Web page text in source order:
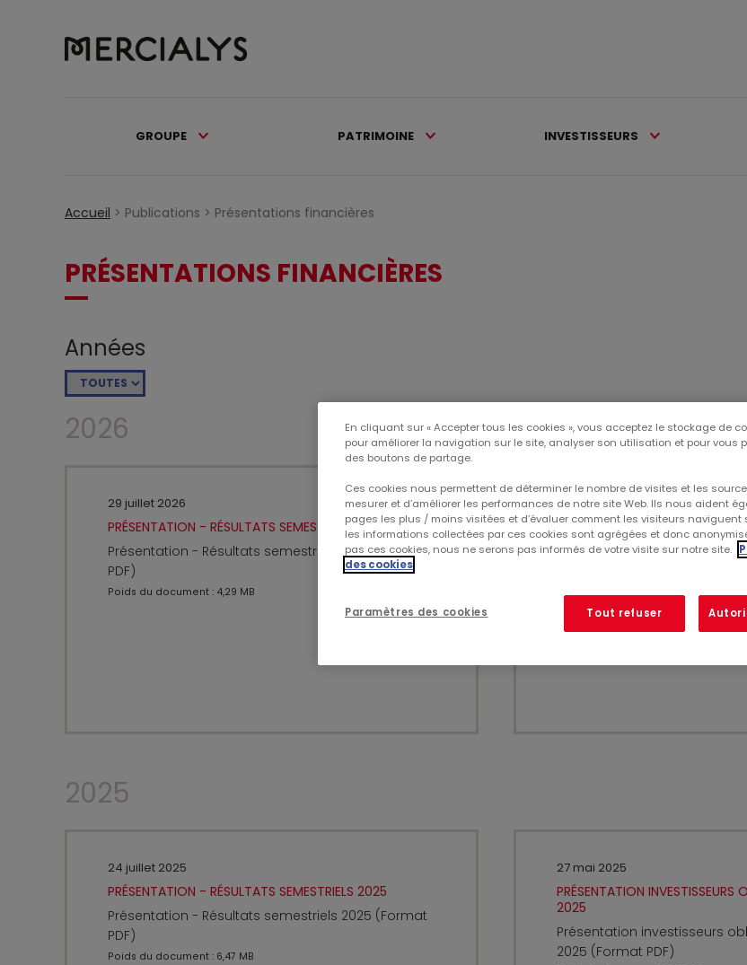
GROUPE PATRIMOINE INVESTISSEURS
Accueil > Publications > Présentations financières
PRÉSENTATIONS FINANCIÈRES
Années
2026
29 juillet 2026
PRÉSENTATION - RÉSULTATS SEMESTRIELS 2026
Présentation - Résultats semestriels 2026 (Format
PDF)
Poids du document : 4,29 MB
17 février 2026
PRÉSENTATION - RÉSULTATS
Présentation - Résultats
2025
24 juillet 2025
PRÉSENTATION - RÉSULTATS SEMESTRIELS 2025
Présentation - Résultats semestriels 2025 (Format
PDF)
Poids du document : 6,47 MB
27 mai 2025
PRÉSENTATION
2025
Présentation investisseurs
2025 (Format PDF)
En cliquant sur « Accepter tous les cookies », vous acceptez le stockage de
pour améliorer la navigation sur le site, analyser son utilisation et pour vous
des boutons de partage.
Ces cookies nous permettent de déterminer le nombre de visites et les
mesurer et d’améliorer les performances de notre site Web. Ils nous aident
pages les plus / moins visitées et d’évaluer comment les visiteurs naviguent
les informations collectées par ces cookies sont agrégées et donc
pas ces cookies, nous ne serons pas informés de votre visite sur notre site.
des cookies
Tout refuser
Paramètres des cookies